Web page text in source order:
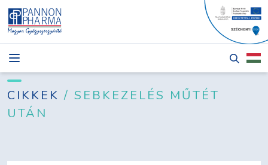
HÍREK
CIKKEK
TERMÉKEK
CIKKEK/ SEBKEZELÉS MŰTÉT
UTÁN